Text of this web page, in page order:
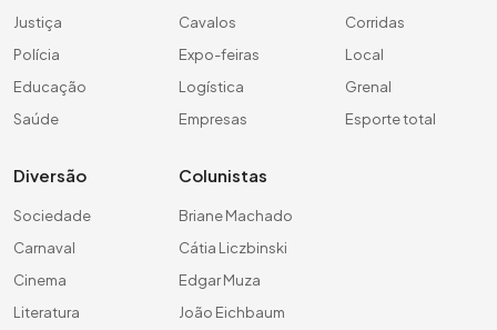
Justiça
Polícia
Educação
Saúde
Cavalos
Expo-feiras
Logística
Empresas
Corridas
Local
Grenal
Esporte total
Diversão
Sociedade
Carnaval
Cinema
Literatura
Colunistas
Briane Machado
Cátia Liczbinski
Edgar Muza
João Eichbaum